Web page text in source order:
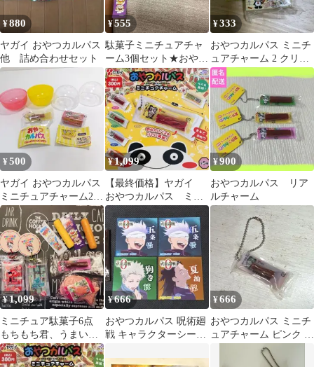
¥880
ヤガイ おやつカルパス
他 詰め合わせセット
¥555
駄菓子ミニチュアチャ
ーム3個セット★おやつ
カルパス＋うまい棒＋
ポテトスナック
¥333
おやつカルパス ミニチ
ュアチャーム 2 クリー
ムシチュー 箱
¥500
ヤガイ おやつカルパス
ミニチュアチャーム2 2
種セット 未開封品
¥1,099
【最終価格】ヤガイ
おやつカルパス ミニ
チュアチャーム
¥900
おやつカルパス リア
ルチャーム
¥1,099
ミニチュア駄菓子6点
もちもち君、うまい
棒、おやつカルパス、
ぷくぷくたい焼き
¥666
おやつカルパス 呪術廻
戦 キャラクターシール
悟 夏油傑
¥666
おやつカルパス ミニチ
ュアチャーム ピンク ガ